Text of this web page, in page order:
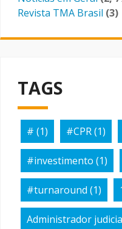
Revista TMA Brasil (3)
TAGS
# (1) #CPR(1)
#investimento (1)
#turnaround (1)
Administrador